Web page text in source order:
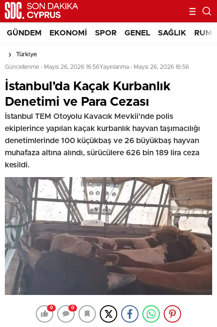
GÜNDEM EKONOMI SPOR GENEL SAĞLIK RUM
Türkiye
Güncellenme - Mayıs 26, 2026 16:56Yayınlanma - Mayıs 26, 2026 16:56
İstanbul’da Kaçak Kurbanlık
Denetimi ve Para Cezası
İstanbul TEM Otoyolu Kavacık Mevkii'nde polis
ekiplerince yapılan kaçak kurbanlık hayvan taşımacılığı
denetimlerinde 100 küçükbaş ve 26 büyükbaş hayvan
muhafaza altına alındı, sürücülere 626 bin 189 lira ceza
kesildi.
0 0